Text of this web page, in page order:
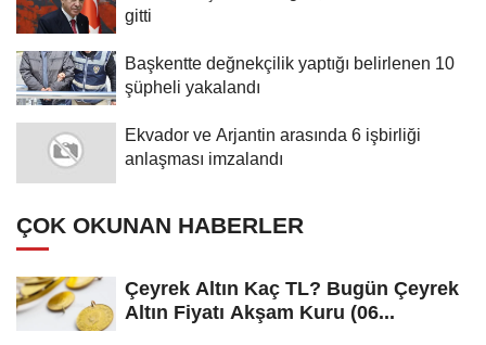
gitti
Başkentte değnekçilik yaptığı belirlenen 10
şüpheli yakalandı
Ekvador ve Arjantin arasında 6 işbirliği
anlaşması imzalandı
ÇOK OKUNAN HABERLER
Çeyrek Altın Kaç TL? Bugün Çeyrek
Altın Fiyatı Akşam Kuru (06...